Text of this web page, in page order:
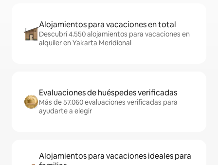
Alojamientos para vacaciones en total
Descubrí 4.550 alojamientos para vacaciones en
alquiler en Yakarta Meridional
Evaluaciones de huéspedes verificadas
Más de 57.060 evaluaciones verificadas para
ayudarte a elegir
Alojamientos para vacaciones ideales para